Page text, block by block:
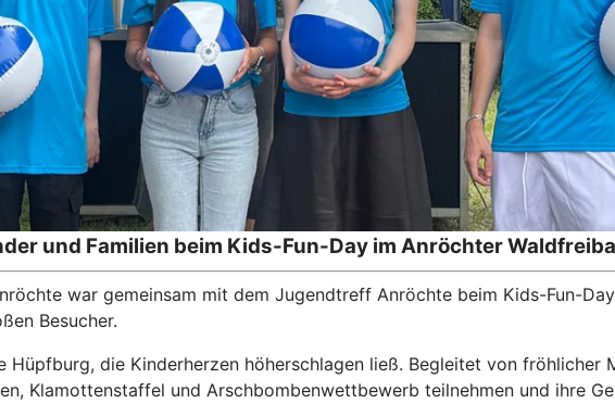
und Familien beim Kids-Fun-Day im Anröchter
war gemeinsam mit dem Jugendtreff Anröchte beim Kids-Fun-
Besucher.
Hüpfburg, die Kinderherzen höherschlagen ließ. Begleitet von fröhlicher
Klamottenstaffel und Arschbombenwettbewerb teilnehmen und ihre